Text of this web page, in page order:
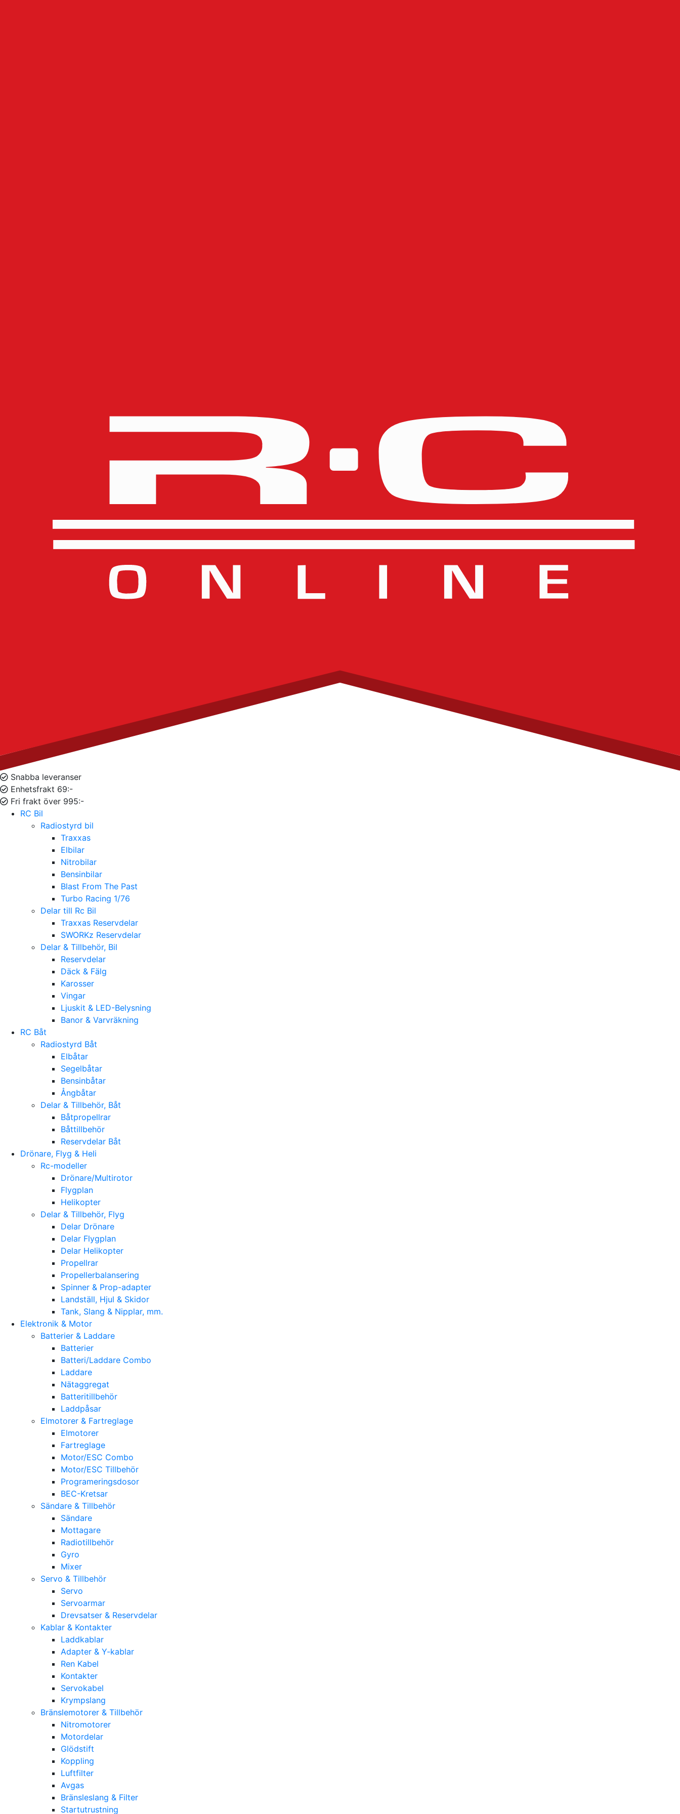
Snabba leveranser
Enhetsfrakt 69:-
Fri frakt över 995:-
RC Bil
Radiostyrd bil
Traxxas
Elbilar
Nitrobilar
Bensinbilar
Blast From The Past
Turbo Racing 1/76
Delar till Rc Bil
Traxxas Reservdelar
SWORKz Reservdelar
Delar & Tillbehör, Bil
Reservdelar
Däck & Fälg
Karosser
Vingar
Ljuskit & LED-Belysning
Banor & Varvräkning
RC Båt
Radiostyrd Båt
Elbåtar
Segelbåtar
Bensinbåtar
Ångbåtar
Delar & Tillbehör, Båt
Båtpropellrar
Båttillbehör
Reservdelar Båt
Drönare, Flyg & Heli
Rc-modeller
Drönare/Multirotor
Flygplan
Helikopter
Delar & Tillbehör, Flyg
Delar Drönare
Delar Flygplan
Delar Helikopter
Propellrar
Propellerbalansering
Spinner & Prop-adapter
Landställ, Hjul & Skidor
Tank, Slang & Nipplar, mm.
Elektronik & Motor
Batterier & Laddare
Batterier
Batteri/Laddare Combo
Laddare
Nätaggregat
Batteritillbehör
Laddpåsar
Elmotorer & Fartreglage
Elmotorer
Fartreglage
Motor/ESC Combo
Motor/ESC Tillbehör
Programeringsdosor
BEC-Kretsar
Sändare & Tillbehör
Sändare
Mottagare
Radiotillbehör
Gyro
Mixer
Servo & Tillbehör
Servo
Servoarmar
Drevsatser & Reservdelar
Kablar & Kontakter
Laddkablar
Adapter & Y-kablar
Ren Kabel
Kontakter
Servokabel
Krympslang
Bränslemotorer & Tillbehör
Nitromotorer
Motordelar
Glödstift
Koppling
Luftfilter
Avgas
Bränsleslang & Filter
Startutrustning